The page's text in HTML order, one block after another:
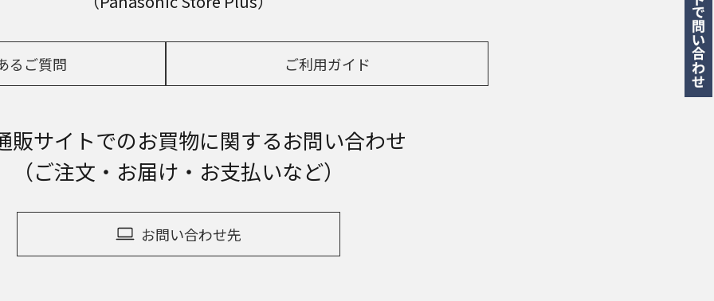
るご質問 ご利用ガイド
販サイトでのお買物に関するお問い合わせ
（ご注文・お届け・お支払いなど）
お問い合わせ先